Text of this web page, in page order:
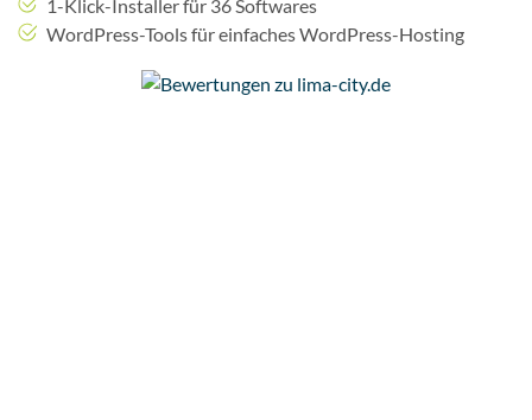
1-Klick-Installer für 36 Softwares
WordPress-Tools für einfaches WordPress-Hosting